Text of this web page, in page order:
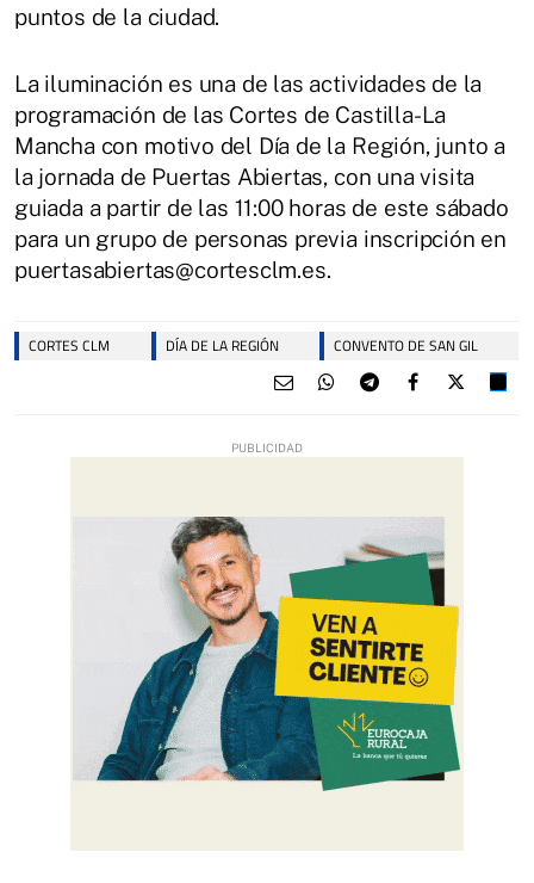
puntos de la ciudad.
La iluminación es una de las actividades de la
programación de las Cortes de Castilla-La
Mancha con motivo del Día de la Región, junto a
la jornada de Puertas Abiertas, con una visita
guiada a partir de las 11:00 horas de este sábado
para un grupo de personas previa inscripción en
puertasabiertas@cortesclm.es.
CORTES CLM DÍA DE LA REGIÓN CONVENTO DE SAN GIL